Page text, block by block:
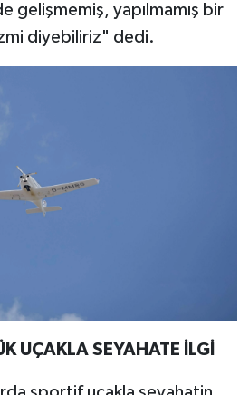
gelişmemiş, yapılmamış bir
diyebiliriz" dedi.
UÇAKLA SEYAHATE İLGİ